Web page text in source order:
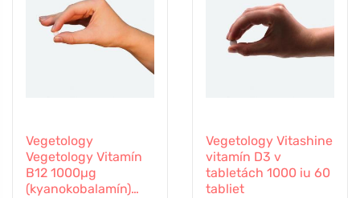
Vegetology
Vegetology Vitamín
B12 1000µg
(kyanokobalamín)
Vegetology Vitashine
vitamín D3 v
tabletách 1000 iu 60
tabliet